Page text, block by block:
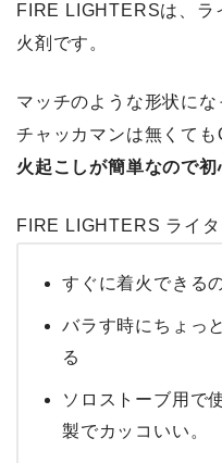
FIRE LIGHTERSは、ラ
火剤です。
マッチのような形状に
チャッカマンは無くても
火起こしが簡単なので
FIRE LIGHTERS ライ
すぐに着火できる
バラす時にちょっ
る
ソロストーブ用で
製でカッコいい。